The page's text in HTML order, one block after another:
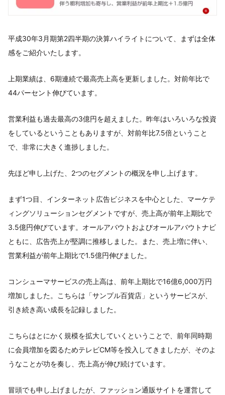
平成30年3月期第2四半期の決算ハイライトについて、まずは全体
感をご紹介いたします。
上期業績は、6期連続で最高売上高を更新しました。対前年比で
44パーセント伸びています。
営業利益も過去最高の3億円を超えました。昨年はいろいろな投資
をしているということもありますが、対前年比7.5倍ということ
で、非常に大きく進捗しました。
先ほど申し上げた、2つのセグメントの概況を申し上げます。
まず1つ目、インターネット広告ビジネスを中心とした、マーケテ
ィングソリューションセグメントですが、売上高が前年上期比で
3.5億円伸びています。オールアバウトおよびオールアバウトナビ
ともに、広告売上が堅調に推移しました。また、売上増に伴い、
営業利益が前年上期比で1.5億円伸びました。
コンシューマサービスの売上高は、前年上期比で16億6,000万円
増加しました。こちらは「サンプル百貨店」というサービスが、
引き続き高い成長を記録しました。
こちらはとにかく規模を拡大していくということで、前年同時期
に会員増加を図るためテレビCM等を投入してきましたが、そのよ
うなことが功を奏し、売上高が伸び続けています。
冒頭でも申し上げましたが、ファッション通販サイトを運営して